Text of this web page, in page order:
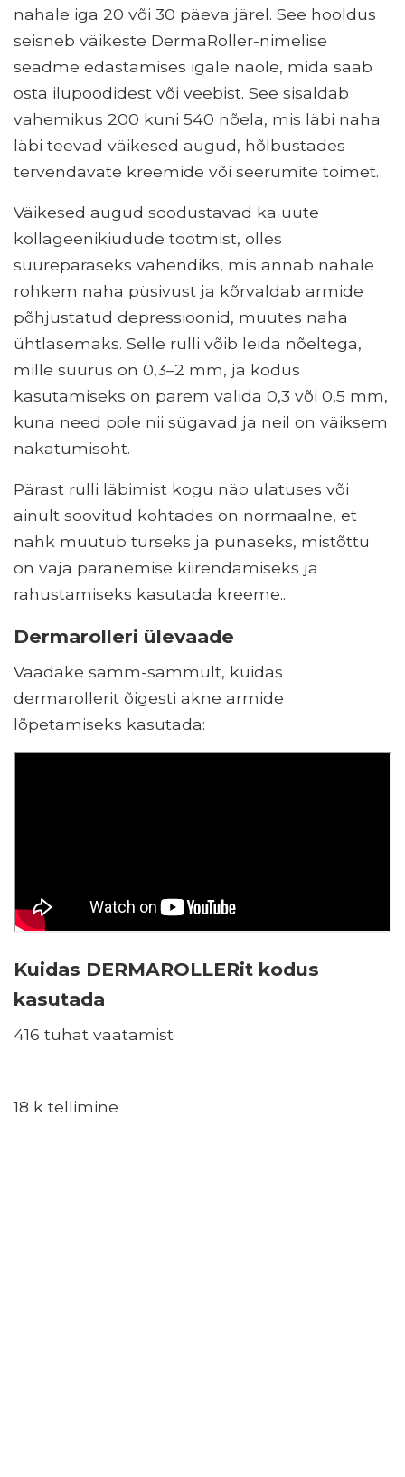
nahale iga 20 või 30 päeva järel. See hooldus
seisneb väikeste DermaRoller-nimelise
seadme edastamises igale näole, mida saab
osta ilupoodidest või veebist. See sisaldab
vahemikus 200 kuni 540 nõela, mis läbi naha
läbi teevad väikesed augud, hõlbustades
tervendavate kreemide või seerumite toimet.
Väikesed augud soodustavad ka uute
kollageenikiudude tootmist, olles
suurepäraseks vahendiks, mis annab nahale
rohkem naha püsivust ja kõrvaldab armide
põhjustatud depressioonid, muutes naha
ühtlasemaks. Selle rulli võib leida nõeltega,
mille suurus on 0,3–2 mm, ja kodus
kasutamiseks on parem valida 0,3 või 0,5 mm,
kuna need pole nii sügavad ja neil on väiksem
nakatumisoht.
Pärast rulli läbimist kogu näo ulatuses või
ainult soovitud kohtades on normaalne, et
nahk muutub turseks ja punaseks, mistõttu
on vaja paranemise kiirendamiseks ja
rahustamiseks kasutada kreeme..
Dermarolleri ülevaade
Vaadake samm-sammult, kuidas
dermarollerit õigesti akne armide
lõpetamiseks kasutada:
Kuidas DERMAROLLERit kodus
kasutada
416 tuhat vaatamist
18 k tellimine